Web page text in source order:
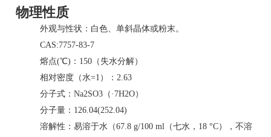
物理性质
外观与性状：白色、单斜晶体或粉末。
CAS:7757-83-7
熔点(℃)：150（失水分解）
相对密度 （水=1）：2.63
分子式：Na2SO3（·7H2O）
分子量 ：126.04(252.04)
溶解性：易溶于水（67.8 g/100 ml（七水，18 °C），不溶